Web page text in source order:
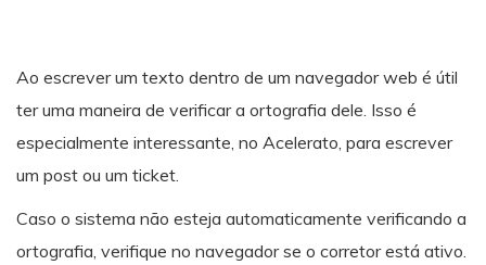
Ao escrever um texto dentro de um navegador web é útil
ter uma maneira de verificar a ortografia dele. Isso é
especialmente interessante, no Acelerato, para escrever
um post ou um ticket.
Caso o sistema não esteja automaticamente verificando a
ortografia, verifique no navegador se o corretor está ativo.